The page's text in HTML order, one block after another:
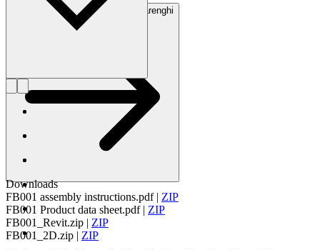
Profil Sharon Fisher & Matteo Barenghi
Downloads
FB001 assembly instructions.pdf| ZIP
FB001 Product data sheet.pdf| ZIP
FB001_Revit.zip | ZIP
FB001_2D.zip | ZIP